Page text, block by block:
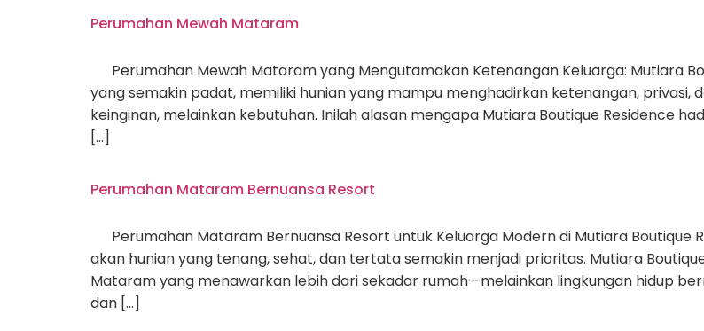
Perumahan Mewah Mataram
Perumahan Mewah Mataram yang Mengutamakan Ketenangan Keluarga: Mutiara
yang semakin padat, memiliki hunian yang mampu menghadirkan ketenangan, privasi,
keinginan, melainkan kebutuhan. Inilah alasan mengapa Mutiara Boutique Residence
[…]
Perumahan Mataram Bernuansa Resort
Perumahan Mataram Bernuansa Resort untuk Keluarga Modern di Mutiara Boutique
akan hunian yang tenang, sehat, dan tertata semakin menjadi prioritas. Mutiara
Mataram yang menawarkan lebih dari sekadar rumah—melainkan lingkungan hidup
dan […]